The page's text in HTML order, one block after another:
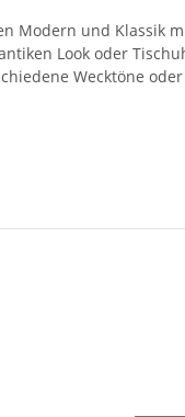
Modern und Klassik
Look oder
Wecktöne